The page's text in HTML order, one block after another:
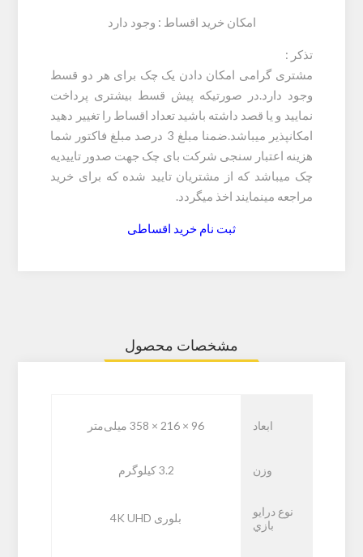
امکان خرید اقساط : وجود دارد
تذکر :
مشتری گرامی امکان دادن یک چک برای هر دو قسط
وجود دارد.در صورتیکه پیش قسط بیشتری پرداخت
نمایید و یا قصد داشته باشید تعداد اقساط را تغییر دهید
امکانپذیر میباشد.ضمنا مبلغ 3 درصد مبلغ فاکتور شما
هزینه اعتبار سنجی شرکت بای چک جهت صدور تاییدیه
چک میباشد که از مشتریان تایید شده که برای خرید
مراجعه مینمایند اخذ میگردد.
ثبت نام خرید اقساطی
مشخصات محصول
ابعاد 96 × 216 × 358 میلی‌متر
وزن 3.2 کیلوگرم
نوع درايو
بازي
بلوری 4K UHD